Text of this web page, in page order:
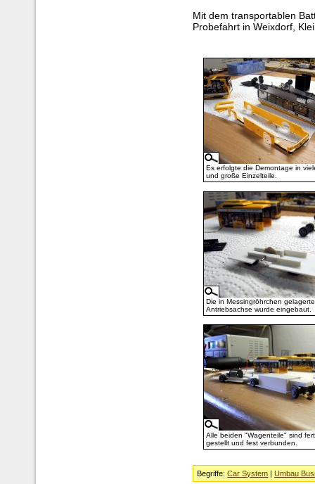
Mit dem transportablen
Probefahrt in Weixdorf,
Es erfolgte die Demontage in
und große Einzelteile.
Die in Messingröhrchen gelagerte
Antriebsachse wurde eingebaut.
Alle beiden "Wagenteile" sind
gestellt und fest verbunden.
Begriffe:Car System |Umbau